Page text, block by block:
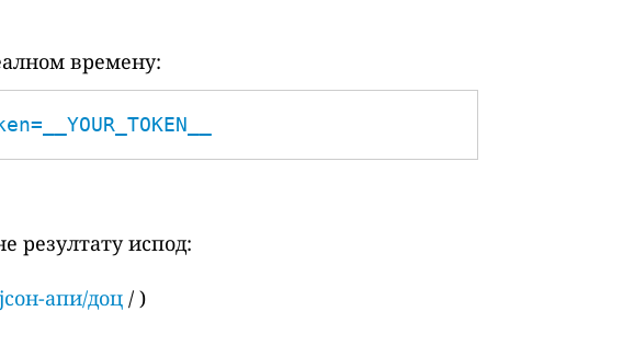
времену:
резултату испод:
апи/доц / )